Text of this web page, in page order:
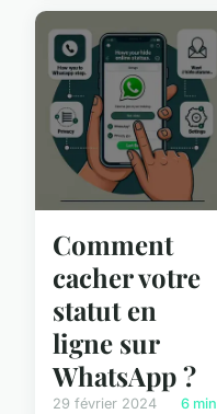
Comment
cacher votre
statut en
ligne sur
WhatsApp ?
29 février 2024 6 min